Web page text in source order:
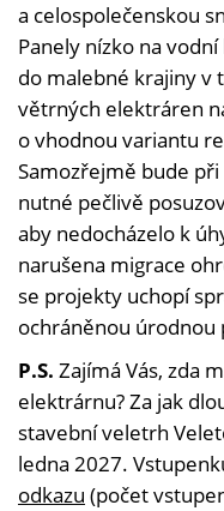
a celospolečenskou
Panely nízko na
do malebné krajiny v
větrných elektráren
o vhodnou variantu
Samozřejmě bude
nutné pečlivě
aby nedocházelo k
narušena migrace
se projekty uchopí
ochráněnou úrodnou
P.S. Zajímá Vás, zda
elektrárnu? Za jak
stavební veletrh
ledna 2027.
odkazu (počet